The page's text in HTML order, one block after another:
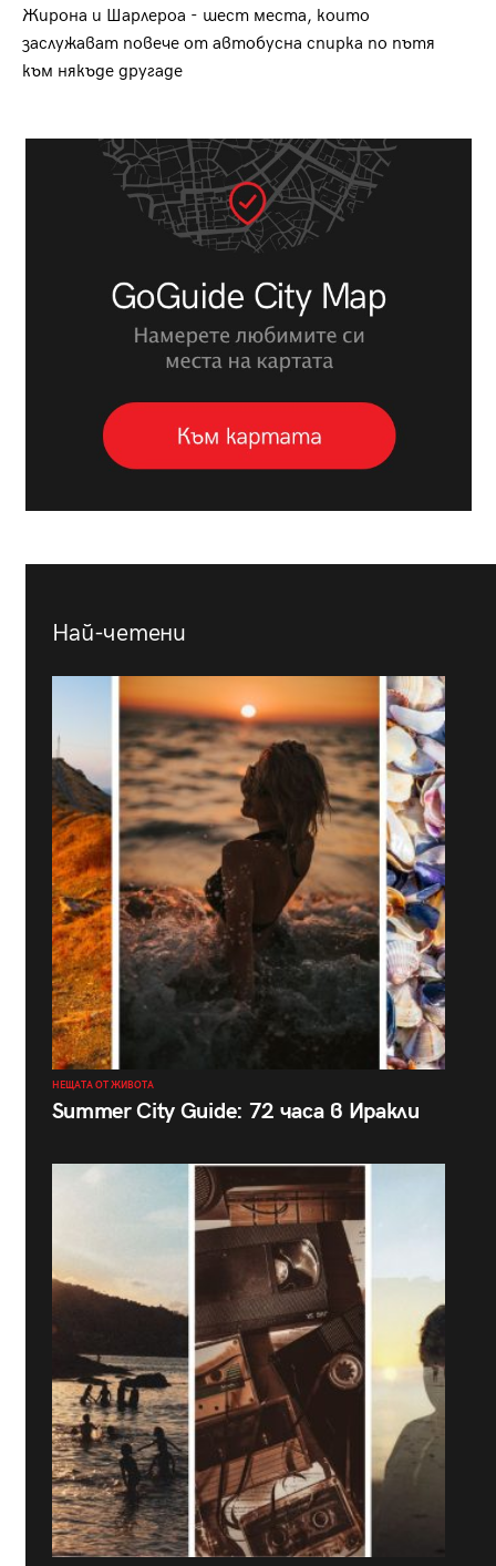
Жирона и Шарлероа - шест места, които
заслужават повече от автобусна спирка по пътя
към някъде другаде
Най-четени
НЕЩАТА ОТ ЖИВОТА
Summer City Guide: 72 часа в Иракли